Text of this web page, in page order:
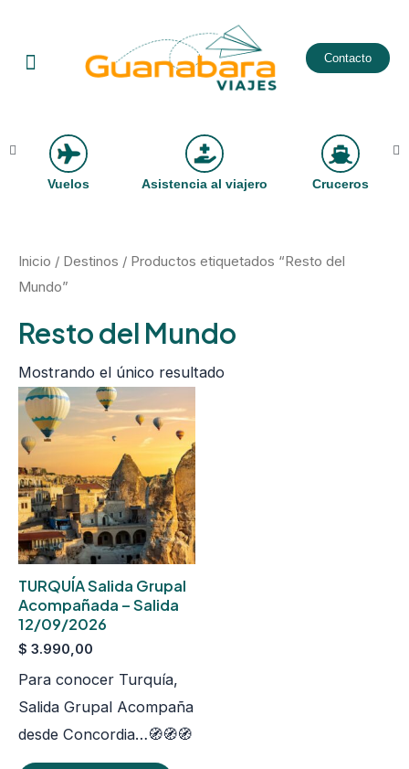
contenido
Menu Contacto
Vuelos Asistencia al viajero Cruceros
Inicio / Destinos / Productos etiquetados “Resto del
Mundo”
Resto del Mundo
Mostrando el único resultado
TURQUÍA Salida Grupal
Acompañada – Salida
12/09/2026
$ 3.990,00
Para conocer Turquía,
Salida Grupal Acompaña
desde Concordia…🧭🧭🧭